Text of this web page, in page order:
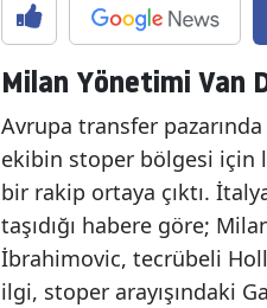
Milan Yönetimi Van
Avrupa transfer pazarında
ekibin stoper bölgesi için
bir rakip ortaya çıktı.
taşıdığı habere göre;
İbrahimovic, tecrübeli
ilgi, stoper arayışındaki